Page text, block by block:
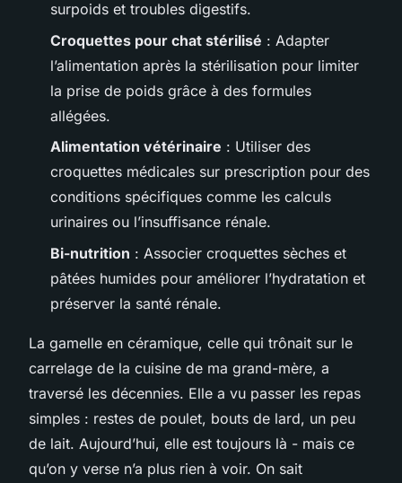
surpoids et troubles digestifs.
Croquettes pour chat stérilisé : Adapter
l’alimentation après la stérilisation pour limiter
la prise de poids grâce à des formules
allégées.
Alimentation vétérinaire : Utiliser des
croquettes médicales sur prescription pour des
conditions spécifiques comme les calculs
urinaires ou l’insuffisance rénale.
Bi-nutrition : Associer croquettes sèches et
pâtées humides pour améliorer l’hydratation et
préserver la santé rénale.
La gamelle en céramique, celle qui trônait sur le
carrelage de la cuisine de ma grand-mère, a
traversé les décennies. Elle a vu passer les repas
simples : restes de poulet, bouts de lard, un peu
de lait. Aujourd’hui, elle est toujours là - mais ce
qu’on y verse n’a plus rien à voir. On sait